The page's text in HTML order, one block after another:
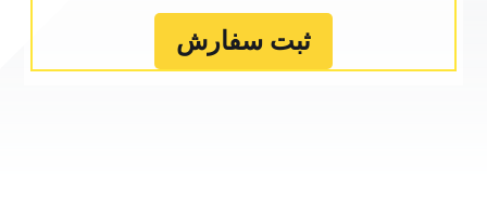
ثبت سفارش